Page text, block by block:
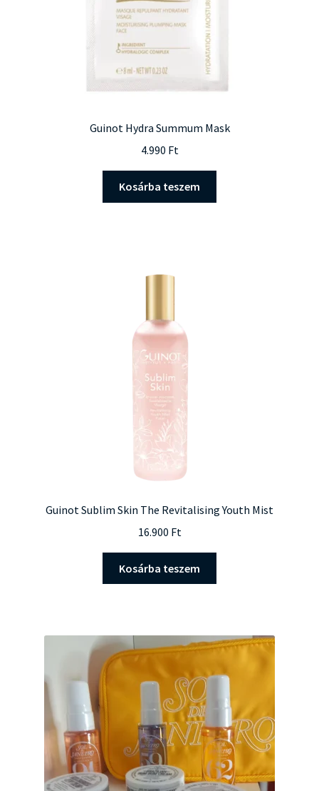
Guinot Hydra Summum Mask
4.990 Ft
Kosárba teszem
Guinot Sublim Skin The Revitalising Youth Mist
16.900 Ft
Kosárba teszem